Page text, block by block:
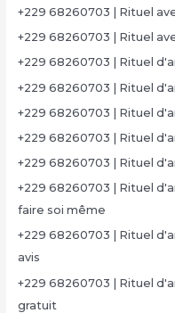
+229 68260703 | Rituel
+229 68260703 | Rituel
+229 68260703 | Rituel
+229 68260703 | Rituel
+229 68260703 | Rituel
+229 68260703 | Rituel
+229 68260703 | Rituel
+229 68260703 | Rituel
faire soi même
+229 68260703 | Rituel
avis
+229 68260703 | Rituel
gratuit